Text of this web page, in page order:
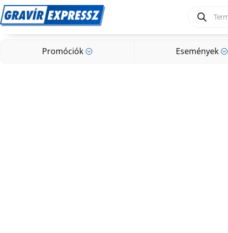
search
Promóciók ; Események ;
Promóciók; Események